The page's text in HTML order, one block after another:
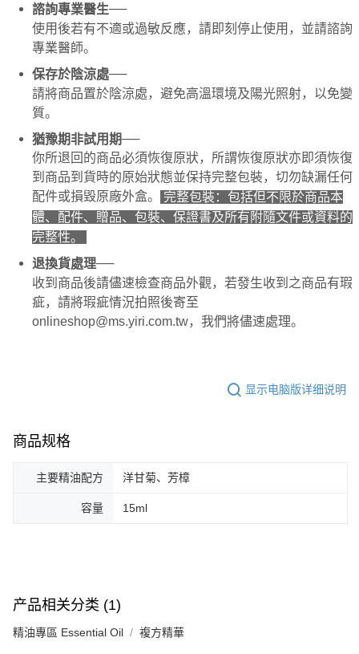
若您對於個人資料之處理、利用有任何疑問，或欲行使相關法律權利，請聯
繫恩沛科技股份有限公司。若您不同意我們將上開所示之個人資料，連同必
要之購買訂單資訊提供予 AFTEE ，或讓 AFTEE 蒐集處理利用您的個人資
料，請勿選用本服務。
諮詢專業醫生──
使用後若有不適或過敏反應，請即刻停止使用，並請諮詢
專業醫師。
保存於陰涼處──
請將商品置於陰涼處，避免高溫環境及陽光照射，以免變
質。
猶豫期非試用期──
你所退回的商品必須恢復原狀，所謂恢復原狀亦即須恢復
到商品到貨時的原始狀態並保持完整包裝，切勿缺漏任何
配件或損毀原廠外盒。
完整包裝：包括但不限於商品本
體、配件、贈品、包裝、保證書及所有附隨文件或資料的
完整性。
退換貨處理──
收到商品後請儘速檢查商品外觀，若發生收到之商品有瑕
疵，請將瑕疵情況拍照後寄至
onlineshop@ms.yiri.com.tw，我們將儘速處理。
显示电脑版详细说明
商品规格
主要精油配方 洋甘菊、芳樟
容量 15ml
产品相关分类 (1)
精油專區 Essential Oil 複方精華